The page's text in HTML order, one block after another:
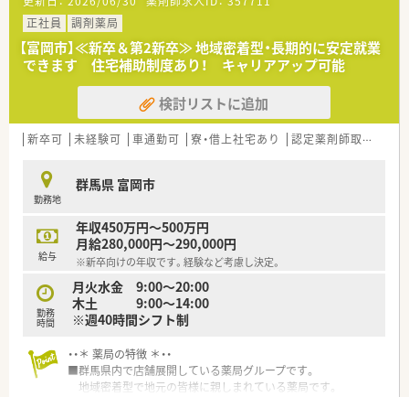
方箋をメインに応需している地域密着型の薬局です。
■透析総合科目を1日20枚程度受け付けており、施設在宅も2件
担当しているため幅広い経験を積むことができます。
■処方箋の枚数が比較的落ち着いているため、患者様一人ひとり
としっかり向き合いじっくり業務に取り組める環境です。
【想定される業務内容】
■総合病院からの透析総合科目の処方箋に対する調剤や監査、お
よび患者様への丁寧な服薬指導を中心に行っていただきます。
■担当している施設在宅への調剤や配薬業務にも携わっていた
【こんな方にオススメ】
■年間休日120日以上の職場でプライベートの時間をしっかり
と確保し、無理なく長く働き続けたいとお考えの方に最適です。
■総合病院からの幅広い科目の処方箋を扱いながら、透析領域な
どの専門知識を深めていきたい方にオススメの環境です。
■手厚い福利厚生や住宅補助制度を利用して、生活基盤を安定さ
す。
【職場環境と雰囲気】
正社員
調剤薬局
【富岡市】≪新卒＆第2新卒≫ 地域密着型・長期的に安定就業
できます 住宅補助制度あり！ キャリアアップ可能
検討リストに追加
新卒可 未経験可 車通勤可 寮・借上社宅あり 認定薬剤師取得支援あり
勤務地
群馬県 富岡市
給与
年収450万円～500万円
月給280,000円～290,000円
※新卒向けの年収です。経験など考慮し決定。
勤務
時間
月火水金 9:00～20:00
木土 9:00～14:00
※週40時間シフト制
・・＊ 薬局の特徴 ＊・・
■群馬県内で店舗展開している薬局グループです。
地域密着型で地元の皆様に親しまれている薬局です。